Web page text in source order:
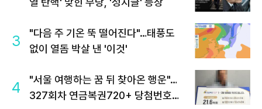
3
"다음 주 기온 뚝 떨어진다"…태풍도
없이 열돔 박살 낸 '이것'
4
"서울 여행하는 꿈 뒤 찾아온 행운"…
327회차 연금복권720+ 당첨번호조